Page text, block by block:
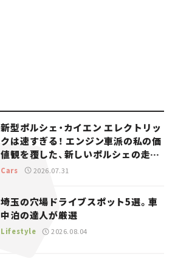
新型ポルシェ・カイエン エレクトリッ
クは速すぎる！ エンジン車派の私の価
値観を覆した、新しいポルシェの走
り。
Cars 2026.07.31
埼玉の穴場ドライブスポット5選。車
中泊の達人が厳選
Lifestyle 2026.08.04